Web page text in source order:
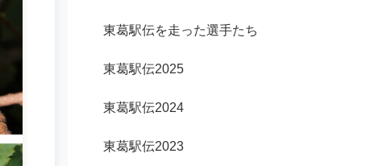
東葛駅伝を走った選手たち
東葛駅伝2025
東葛駅伝2024
東葛駅伝2023